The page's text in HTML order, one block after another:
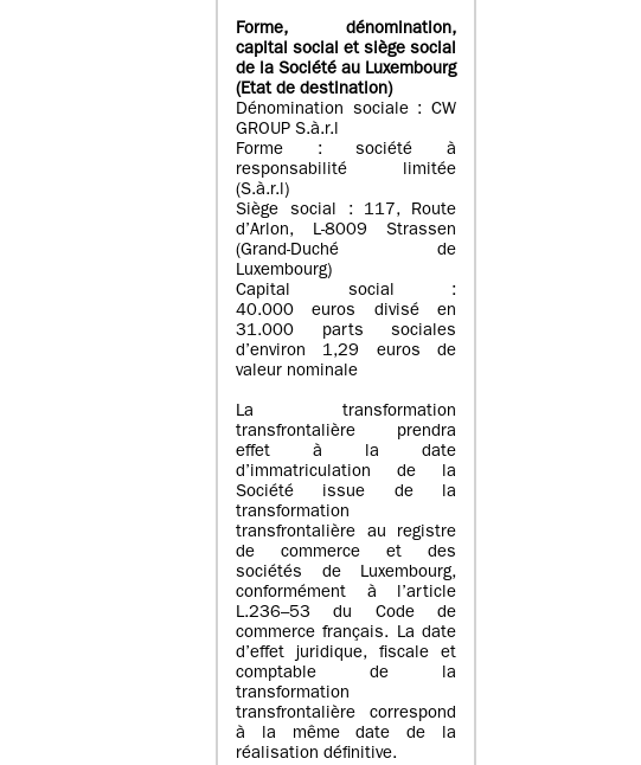
Forme, dénomination,
capital social et siège social
de la Société au Luxembourg
(Etat de destination)
Dénomination sociale : CW
GROUP S.à.r.l
Forme : société à
responsabilité limitée
(S.à.r.l)
Siège social : 117, Route
d’Arlon, L-8009 Strassen
(Grand-Duché de
Luxembourg)
Capital social :
40.000 euros divisé en
31.000 parts sociales
d’environ 1,29 euros de
valeur nominale
La transformation
transfrontalière prendra
effet à la date
d’immatriculation de la
Société issue de la
transformation
transfrontalière au registre
de commerce et des
sociétés de Luxembourg,
conformément à l’article
L.236–53 du Code de
commerce français. La date
d’effet juridique, fiscale et
comptable de la
transformation
transfrontalière correspond
à la même date de la
réalisation définitive.